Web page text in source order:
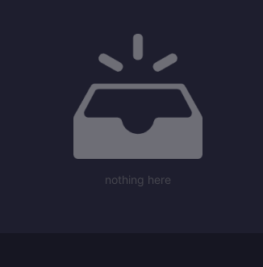
nothing here